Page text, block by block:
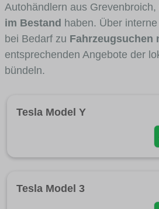
Autohändlern aus Grevenbroich,
im Bestand haben. Über
bei Bedarf zu Fahrzeugsuchen
entsprechenden Angebote der
bündeln.
Tesla Model Y
Tesla Model 3